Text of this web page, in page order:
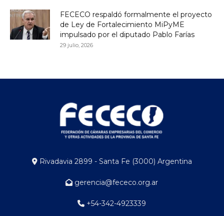
FECECO respaldó formalmente el proyecto
de Ley de Fortalecimiento MiPyME
impulsado por el diputado Pablo Farías
29 julio, 2026
Rivadavia 2899 - Santa Fe (3000) Argentina
gerencia@fececo.org.ar
+54-342-4923339